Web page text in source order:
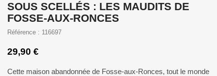
SOUS SCELLÉS : LES MAUDITS DE
FOSSE-AUX-RONCES
Référence : 116697
29,90 €
Cette maison abandonnée de Fosse-aux-Ronces, tout le monde